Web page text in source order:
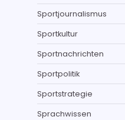
Sportjournalismus
Sportkultur
Sportnachrichten
Sportpolitik
Sportstrategie
Sprachwissen